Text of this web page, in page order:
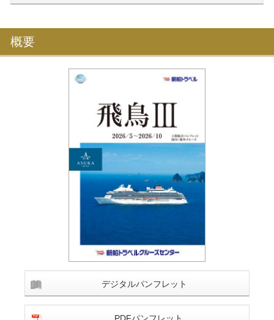
概要
デジタルパンフレット